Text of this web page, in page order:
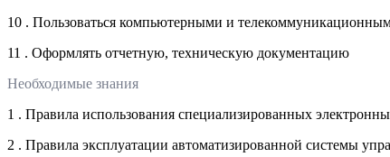
10 . Пользоваться компьютерными и
11 . Оформлять отчетную, техническую документацию
Необходимые знания
1 . Правила использования специализированных
2 . Правила эксплуатации автоматизированной системы